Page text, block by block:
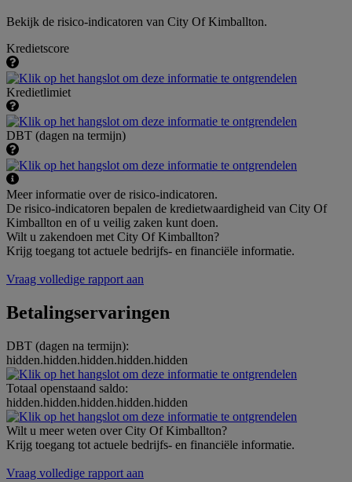
Bekijk de risico-indicatoren van City Of Kimballton.
Kredietscore
Kredietlimiet
DBT (dagen na termijn)
Meer informatie over de risico-indicatoren.
De risico-indicatoren bepalen de kredietwaardigheid van City Of
Kimballton en of u veilig zaken kunt doen.
Wilt u zakendoen met City Of Kimballton?
Krijg toegang tot actuele bedrijfs- en financiële informatie.
Vraag volledige rapport aan
Betalingservaringen
DBT (dagen na termijn):
hidden.hidden.hidden.hidden.hidden
Totaal openstaand saldo:
hidden.hidden.hidden.hidden.hidden
Wilt u meer weten over City Of Kimballton?
Krijg toegang tot actuele bedrijfs- en financiële informatie.
Vraag volledige rapport aan